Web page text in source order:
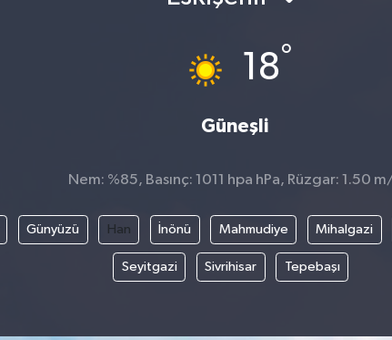
18°
Güneşli
Nem: %85, Basınç: 1011 hpa hPa, Rüzgar: 1.50
Günyüzü Han İnönü Mahmudiye Mihalgazi
Seyitgazi Sivrihisar Tepebaşı